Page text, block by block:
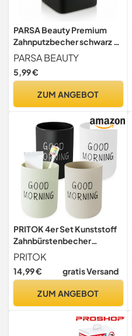
PARSA Beauty Premium
Zahnputzbecher schwarz -
rutschfestes Design für
Zahnbürsten und Zahnpasta
- langlebig & hygienisch,
PARSA BEAUTY
5,99 €
ZUM ANGEBOT
PRITOK 4er Set Kunststoff
Zahnbürstenbecher
Mehrfarbig
Wiederverwendbar für
Badezimmer Tragbare
Erwachsene (Weiß Schwarz
PRITOK
14,99 € gratis Versand
ZUM ANGEBOT